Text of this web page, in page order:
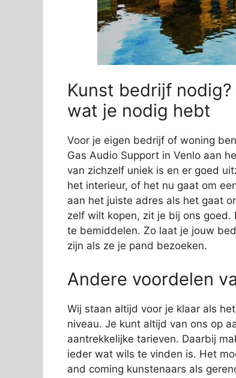
Kunst bedrijf
wat je nodig hebt
Voor je eigen bedrijf of woning
Gas Audio Support in Venlo aan
van zichzelf uniek is en er goed
het interieur, of het nu gaat om
aan het juiste adres als het gaat
zelf wilt kopen, zit je bij ons
te bemiddelen. Zo laat je jouw
zijn als ze je pand bezoeken.
Andere voordelen
Wij staan altijd voor je klaar als
niveau. Je kunt altijd van ons op
aantrekkelijke tarieven. Daarbij
ieder wat wils te vinden is. Het
and coming kunstenaars als